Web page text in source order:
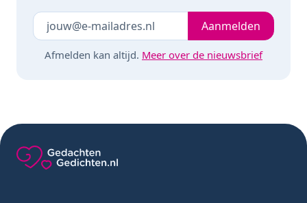
Laat dit veld leeg Je e-mailadresAanmelden
Afmelden kan altijd. Meer over de nieuwsbrief